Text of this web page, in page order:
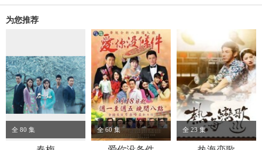
产手术同意书，今天之后自...
为您推荐
全 80 集 全 60 集 全 23 集